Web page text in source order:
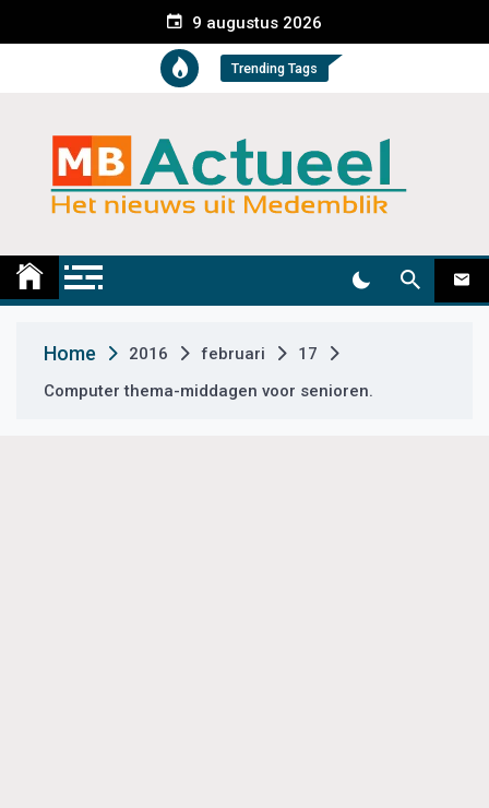
e
t
9 augustus 2026
Trending Tags
Medemblik Actueel
Home 2016 februari
17
Computer thema-middagen voor senioren.